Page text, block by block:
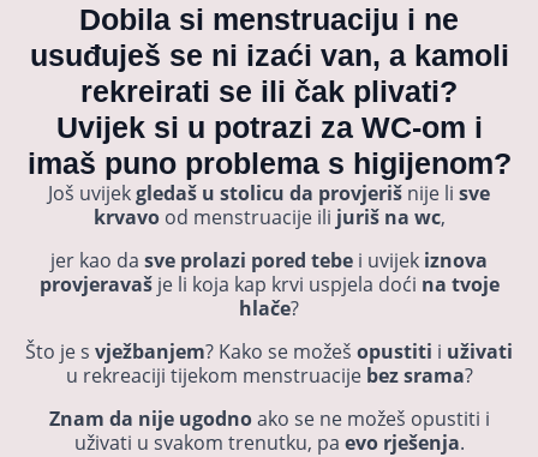
Dobila si menstruaciju i ne
usuđuješ se ni izaći van, a kamoli
rekreirati se ili čak plivati?
Uvijek si u potrazi za WC-om i
imaš puno problema s higijenom?
Još uvijekgledaš u stolicu da provjeriš nije li sve
krvavood menstruacije ili juriš na wc,
jer kao da sve prolazi pored tebe i uvijek iznova
provjeravašje li koja kap krvi uspjela doći na tvoje
hlače?
Što je s vježbanjem? Kako se možeš opustiti i uživati
​​u rekreaciji tijekom menstruacije bez srama?
Znam da nije ugodnoako se ne možeš opustiti i
uživati ​​u svakom trenutku, pa evo rješenja.